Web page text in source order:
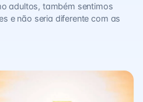
adultos, também sentimos
e não seria diferente com as